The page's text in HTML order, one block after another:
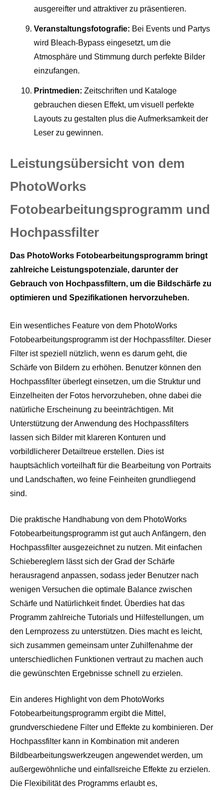
ausgereifter und attraktiver zu präsentieren.
Veranstaltungsfotografie: Bei Events und Partys
wird Bleach-Bypass eingesetzt, um die
Atmosphäre und Stimmung durch perfekte Bilder
einzufangen.
Printmedien: Zeitschriften und Kataloge
gebrauchen diesen Effekt, um visuell perfekte
Layouts zu gestalten plus die Aufmerksamkeit der
Leser zu gewinnen.
Leistungsübersicht von dem
PhotoWorks
Fotobearbeitungsprogramm und
Hochpassfilter
Das PhotoWorks Fotobearbeitungsprogramm bringt
zahlreiche Leistungspotenziale, darunter der
Gebrauch von Hochpassfiltern, um die Bildschärfe zu
optimieren und Spezifikationen hervorzuheben.
Ein wesentliches Feature von dem PhotoWorks
Fotobearbeitungsprogramm ist der Hochpassfilter. Dieser
Filter ist speziell nützlich, wenn es darum geht, die
Schärfe von Bildern zu erhöhen. Benutzer können den
Hochpassfilter überlegt einsetzen, um die Struktur und
Einzelheiten der Fotos hervorzuheben, ohne dabei die
natürliche Erscheinung zu beeinträchtigen. Mit
Unterstützung der Anwendung des Hochpassfilters
lassen sich Bilder mit klareren Konturen und
vorbildlicherer Detailtreue erstellen. Dies ist
hauptsächlich vorteilhaft für die Bearbeitung von Portraits
und Landschaften, wo feine Feinheiten grundliegend
sind.
Die praktische Handhabung von dem PhotoWorks
Fotobearbeitungsprogramm ist gut auch Anfängern, den
Hochpassfilter ausgezeichnet zu nutzen. Mit einfachen
Schiebereglern lässt sich der Grad der Schärfe
herausragend anpassen, sodass jeder Benutzer nach
wenigen Versuchen die optimale Balance zwischen
Schärfe und Natürlichkeit findet. Überdies hat das
Programm zahlreiche Tutorials und Hilfestellungen, um
den Lernprozess zu unterstützen. Dies macht es leicht,
sich zusammen gemeinsam unter Zuhilfenahme der
unterschiedlichen Funktionen vertraut zu machen auch
die gewünschten Ergebnisse schnell zu erzielen.
Ein anderes Highlight von dem PhotoWorks
Fotobearbeitungsprogramm ergibt die Mittel,
grundverschiedene Filter und Effekte zu kombinieren. Der
Hochpassfilter kann in Kombination mit anderen
Bildbearbeitungswerkzeugen angewendet werden, um
außergewöhnliche und einfallsreiche Effekte zu erzielen.
Die Flexibilität des Programms erlaubt es,